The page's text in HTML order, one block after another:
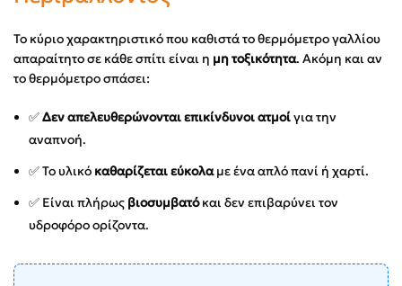
Το κύριο χαρακτηριστικό που καθιστά το θερμόμετρο γαλλίου
απαραίτητο σε κάθε σπίτι είναι η μη τοξικότητα. Ακόμη και αν
το θερμόμετρο σπάσει:
✅Δεν απελευθερώνονται επικίνδυνοι ατμοίγια την
αναπνοή.
✅ Το υλικό καθαρίζεται εύκολαμε ένα απλό πανί ή χαρτί.
✅ Είναι πλήρως βιοσυμβατόκαι δεν επιβαρύνει τον
υδροφόρο ορίζοντα.